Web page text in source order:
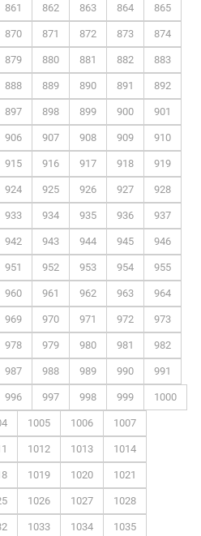
861 862 863 864 865
870 871 872 873 874
879 880 881 882 883
888 889 890 891 892
897 898 899 900 901
906 907 908 909 910
915 916 917 918 919
924 925 926 927 928
933 934 935 936 937
942 943 944 945 946
951 952 953 954 955
960 961 962 963 964
969 970 971 972 973
978 979 980 981 982
987 988 989 990 991
996 997 998 999 1000
1005 1006 1007
1012 1013 1014
1019 1020 1021
1026 1027 1028
1033 1034 1035